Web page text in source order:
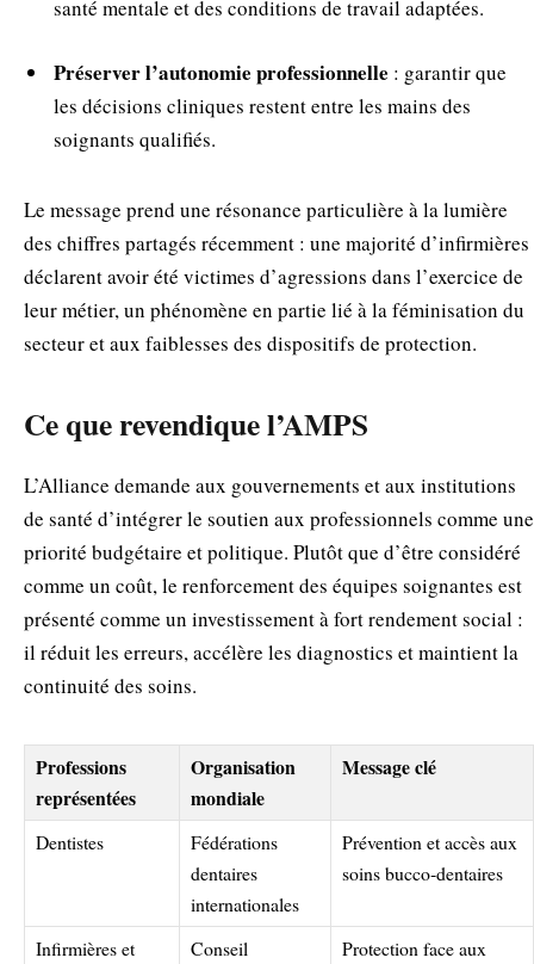
santé mentale et des conditions de travail adaptées.
Préserver l’autonomie professionnelle : garantir que
les décisions cliniques restent entre les mains des
soignants qualifiés.
Le message prend une résonance particulière à la lumière
des chiffres partagés récemment : une majorité d’infirmières
déclarent avoir été victimes d’agressions dans l’exercice de
leur métier, un phénomène en partie lié à la féminisation du
secteur et aux faiblesses des dispositifs de protection.
Ce que revendique l’AMPS
L’Alliance demande aux gouvernements et aux institutions
de santé d’intégrer le soutien aux professionnels comme une
priorité budgétaire et politique. Plutôt que d’être considéré
comme un coût, le renforcement des équipes soignantes est
présenté comme un investissement à fort rendement social :
il réduit les erreurs, accélère les diagnostics et maintient la
continuité des soins.
Professions
représentées
Organisation
mondiale
Message clé
Dentistes
Fédérations
dentaires
internationales
Prévention et accès aux
soins bucco‑dentaires
Infirmières et
Conseil
Protection face aux